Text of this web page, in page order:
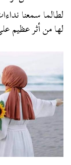
لطالما سمعنا
لها من أثر عظيم